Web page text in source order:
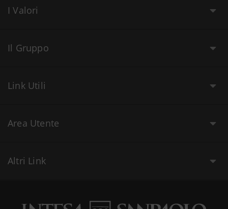
I Valori
Il Gruppo
Link Utili
Area Utente
Altri Link